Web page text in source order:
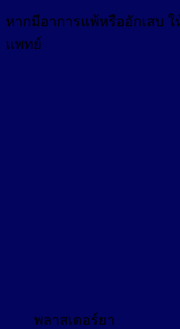
หากมีอาการแพ้หรืออักเสบ
แพทย์
พลาสเตอร์ยา